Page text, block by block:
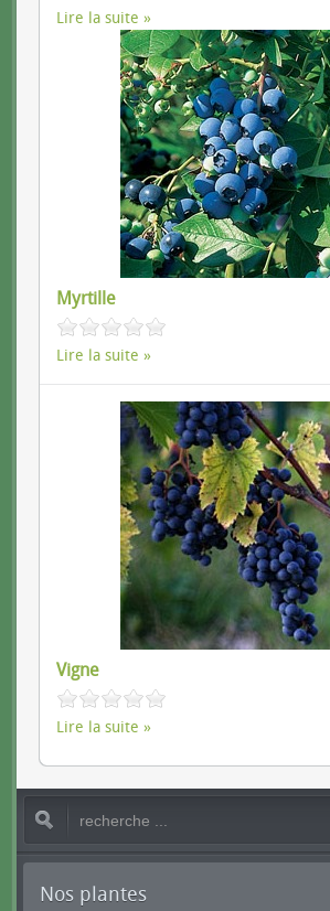
Lire la suite
Myrtille
Lire la suite
Vigne
Lire la suite
Nos plantes